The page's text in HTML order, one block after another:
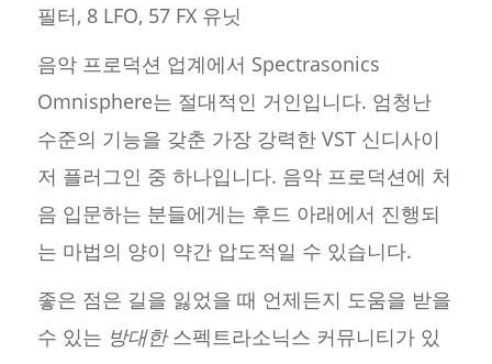
필터, 8 LFO, 57 FX 유닛
음악 프로덕션 업계에서 Spectrasonics
Omnisphere는 절대적인 거인입니다. 엄청난
수준의 기능을 갖춘 가장 강력한 VST 신디사이
저 플러그인 중 하나입니다. 음악 프로덕션에 처
음 입문하는 분들에게는 후드 아래에서 진행되
는 마법의 양이 약간 압도적일 수 있습니다.
좋은 점은 길을 잃었을 때 언제든지 도움을 받을
수 있는 방대한스펙트라소닉스 커뮤니티가 있